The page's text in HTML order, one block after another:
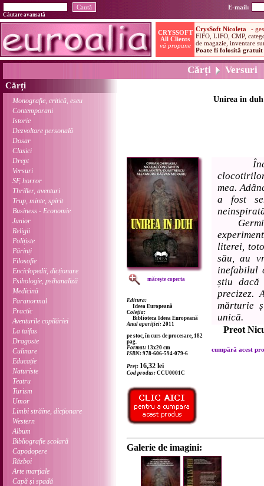
E-mail:
Căutare avansată
Cărți Versuri
Cărți
Monografie, critică, eseu
Contemporani
Istorie
Dezvoltare personală
Dosar
Clasici
Drept
Versuri
SF, horror
Thriller, aventuri
Trup, minte, spirit
Business - Economie
Junior
Religii
Polițiste
Părinți
Filosofie
Enciclopedii, dicționare
Psihologie, psihanaliză
Medicină
Paranormal
Practic
Aventurile copilăriei
La taifas
Dragoste
Culinare
Educație
Naturiste
Teatru
Turism
Umor
Limbi străine, dicționare
Western
Album
Bibliografie școlară
Capodopere
Război
Arte marțiale
Capă și spadă
Unirea în
mărește coperta
Editura:
Ideea Europeană
Coleția:
Biblioteca Ideea Europeană
Anul apariției: 2011
pe stoc, în curs de procesare, 182
pag.
Format: 13x20 cm
ISBN: 978-606-594-079-6
Preț: 16,32 lei
Cod produs: CCU0001C
mea.
a fost
literei,
său, au
inefabilul
știu dacă
precizez.
mărturie
unică.
Preot
cumpără acest
Galerie de imagini: